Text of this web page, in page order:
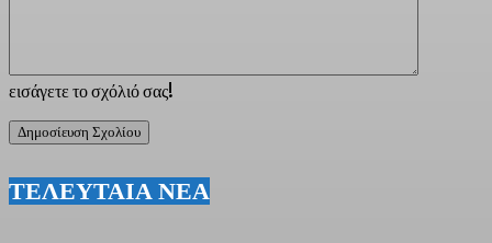
εισάγετε το σχόλιό σας!
ΤΕΛΕΥΤΑΙΑ ΝΕΑ